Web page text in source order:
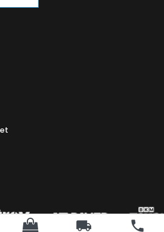
local_shipping phone